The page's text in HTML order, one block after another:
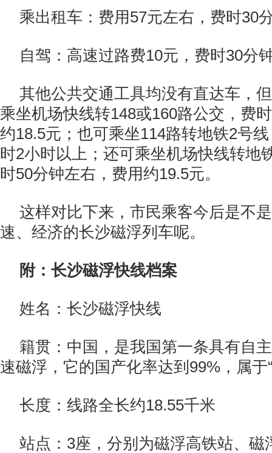
乘出租车：费用57元左右，费时30
自驾：高速过路费10元，费时30分
其他公共交通工具均没有直达车，
乘坐机场快线转148或160路公交，费
约18.5元；也可乘坐114路转地铁2号
时2小时以上；还可乘坐机场快线转地
时50分钟左右，费用约19.5元。
这样对比下来，市民乘客今后是不
速、经济的长沙磁浮列车呢。
附：长沙磁浮快线档案
姓名：长沙磁浮快线
籍贯：中国，是我国第一条具有自
速磁浮，它的国产化率达到99%，属于
长度：线路全长约18.55千米
站点：3座，分别为磁浮高铁站、磁